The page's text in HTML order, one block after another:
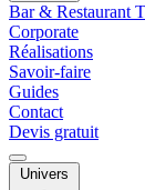
Bar & Restaurant
Corporate
Réalisations
Savoir-faire
Guides
Contact
Devis gratuit
Univers